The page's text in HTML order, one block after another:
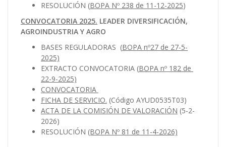
RESOLUCIÓN (BOPA Nº 238 de 11-12-2025)
CONVOCATORIA 2025. LEADER DIVERSIFICACIÓN,
AGROINDUSTRIA Y AGRO
BASES REGULADORAS (BOPA nº27 de 27-5-
2025)
EXTRACTO CONVOCATORIA (BOPA nº 182 de
22-9-2025)
CONVOCATORIA
FICHA DE SERVICIO. (Código AYUD0535T03)
ACTA DE LA COMISIÓN DE VALORACIÓN (5-2-
2026)
RESOLUCIÓN (BOPA Nº 81 de 11-4-2026)